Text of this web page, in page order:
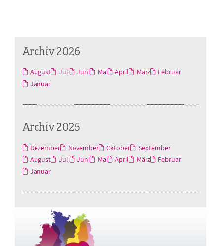
Archiv 2026
August Juli Juni Mai April März
Februar
Januar
Archiv 2025
Dezember November Oktober
September
August
Juli Juni Mai April März
Februar
Januar